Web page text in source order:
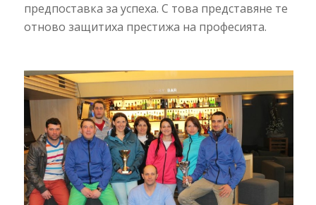
предпоставка за успеха. С това представяне те
отново защитиха престижа на професията.